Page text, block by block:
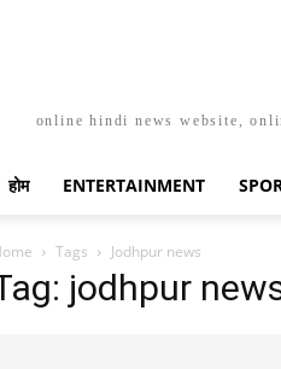
online hindi news website,
होम ENTERTAINMENT
Tags Jodhpur news
jodhpur